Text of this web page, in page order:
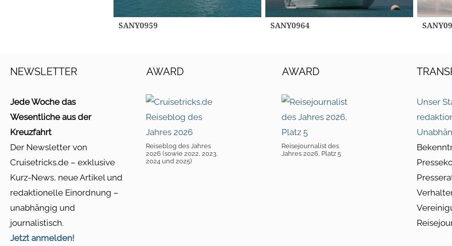
SANY0959 SANY0964
NEWSLETTER
Jede Woche das
Wesentliche aus der
Kreuzfahrt
Der Newsletter von
Cruisetricks.de – exklusive
Kurz-News, neue Artikel und
redaktionelle Einordnung –
unabhängig und
journalistisch.
Jetzt anmelden!
AWARD
Reiseblog des Jahres
2026 (sowie 2022, 2023,
2024 und 2025)
AWARD
Reisejournalist des
Jahres 2026, Platz 5
Unser